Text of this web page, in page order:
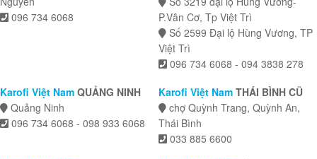
096 734 6068
P.Vân Cơ, Tp Việt Trì
Số 2599 Đại lộ Hùng Vương, TP
Việt Trì
096 734 6068 - 094 3838 278
Karofi Việt Nam QUẢNG NINH
Quảng Ninh
096 734 6068 - 098 933 6068
Karofi Việt Nam THÁI BÌNH CŨ
chợ Quỳnh Trang, Quỳnh An,
Thái Bình
033 885 6600